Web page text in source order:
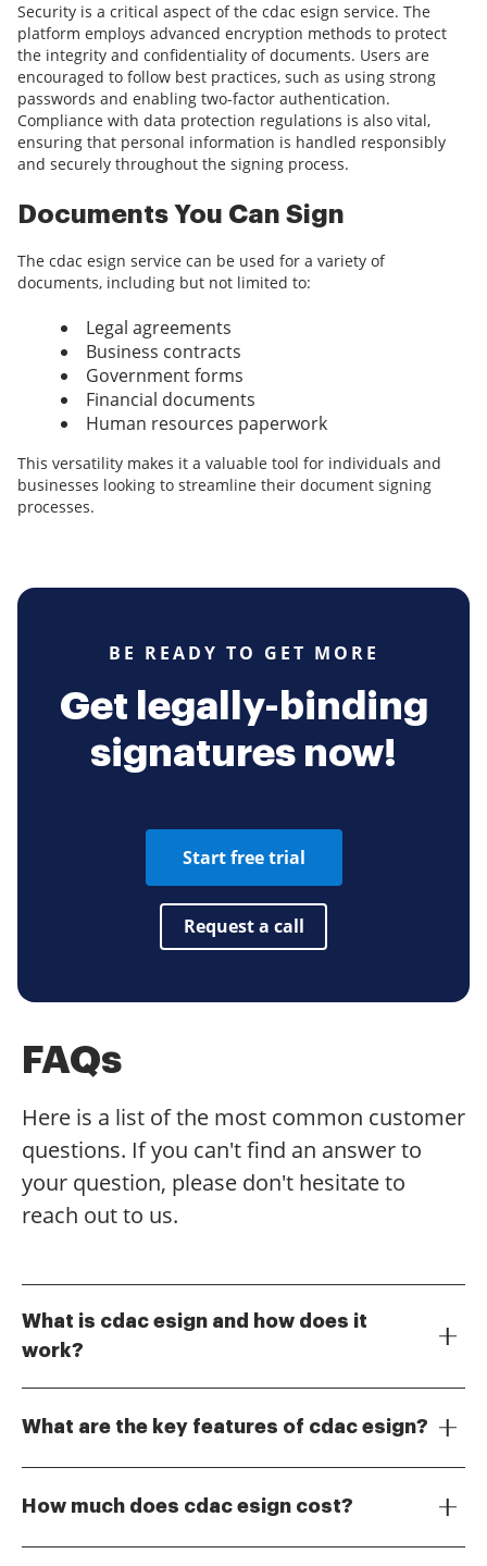
Security is a critical aspect of the cdac esign service. The
platform employs advanced encryption methods to protect
the integrity and confidentiality of documents. Users are
encouraged to follow best practices, such as using strong
passwords and enabling two-factor authentication.
Compliance with data protection regulations is also vital,
ensuring that personal information is handled responsibly
and securely throughout the signing process.
Documents You Can Sign
The cdac esign service can be used for a variety of
documents, including but not limited to:
Legal agreements
Business contracts
Government forms
Financial documents
Human resources paperwork
This versatility makes it a valuable tool for individuals and
businesses looking to streamline their document signing
processes.
BE READY TO GET MORE
Get legally-binding
signatures now!
Start free trial
Request a call
FAQs
Here is a list of the most common customer
questions. If you can't find an answer to
your question, please don't hesitate to
reach out to us.
What is cdac esign and how does it
work?
the signing process by enabling users to send, sign,
workflow, making document management efficient
What are the key features of cdac esign?
secure cloud storage. Users can also enjoy features
How much does cdac esign cost?